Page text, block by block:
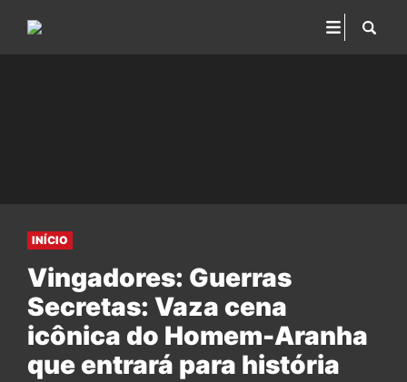
INÍCIO
Vingadores: Guerras
Secretas: Vaza cena
icônica do Homem-Aranha
que entrará para história